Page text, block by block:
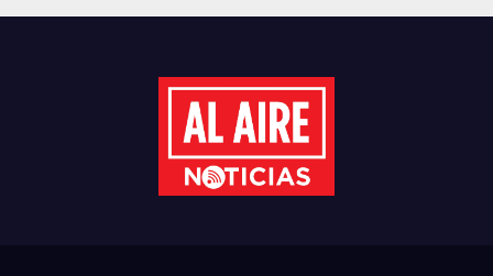
DE ÁRBOLES